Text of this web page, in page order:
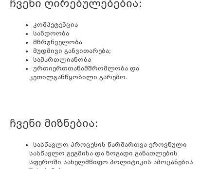
ჩვენი ღირებულებებია:
კომპეტენცია
სანდოობა
მზრუნველობა
მუდმივი განვითარება;
სამართლიანობა
ურთიერთთანამშრომლობა და
კეთილგანწყობილი გარემო.
ჩვენი მიზნებია:
სასწავლო პროცესის წარმართვა ეროვნული
სასწავლო გეგმისა და ზოგადი განათლების
სფეროში სახელმწიფო პოლიტიკის ამოცანების